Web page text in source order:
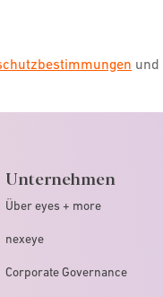
und
Unternehmen
Über eyes + more
nexeye
Corporate Governance